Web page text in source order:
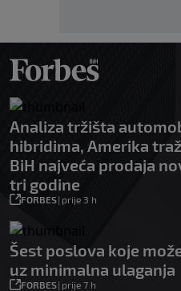
Analiza tržišta
hibridima, Amerika
BiH najveća prodaja
tri godine
FORBES| prije 3 h
Šest poslova koje
uz minimalna ulaganja
FORBES| prije 7 h